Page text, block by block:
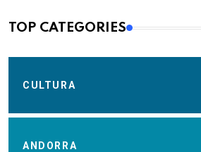
TOP CATEGORIES
CULTURA
ANDORRA